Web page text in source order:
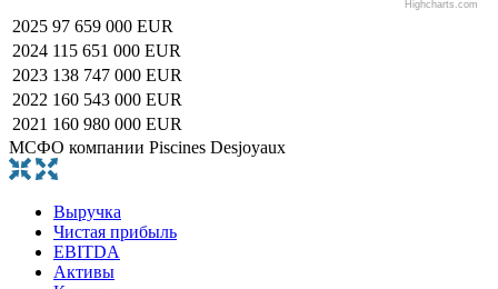
Highcharts.com
2025 97 659 000 EUR
2024 115 651 000 EUR
2023 138 747 000 EUR
2022 160 543 000 EUR
2021 160 980 000 EUR
МСФО компании Piscines Desjoyaux
Выручка
Чистая прибыль
EBITDA
Активы